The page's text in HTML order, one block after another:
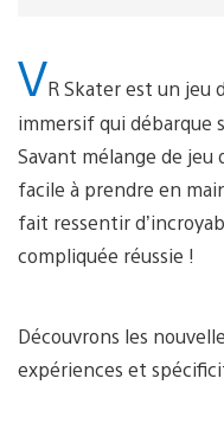
VR Skater est un jeu
immersif qui débarque
Savant mélange de jeu
facile à prendre en
fait ressentir
compliquée réussie !
Découvrons les
expériences et